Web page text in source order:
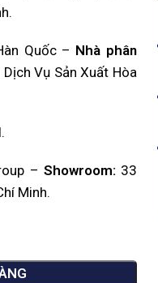
Quốc – Nhà phân
Vụ Sản Xuất Hòa
– Showroom: 33
Minh.